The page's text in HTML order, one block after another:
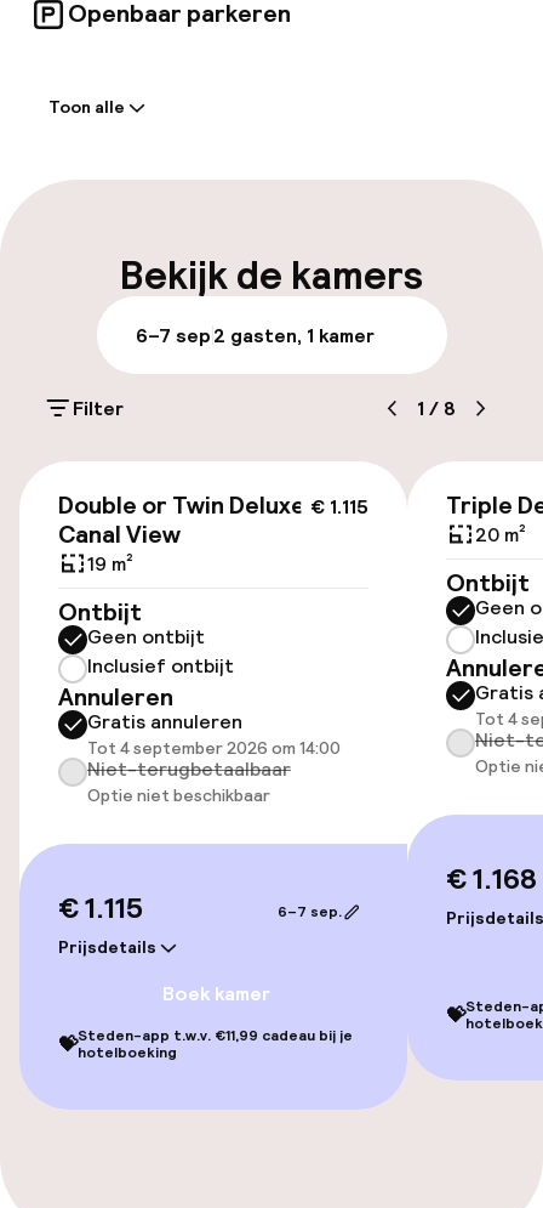
gerechten met een moderne twist.
Openbaar parkeren
Meertalige medewerkers
Parkeren & mobiliteit
Openbaar parkeren
Toegankelijkheid
Lift
Entertainment
Gratis wifi
Eet- en drinkgelegenheden
Bar
Eet- en drinkdiensten
Roomservice
Toon alle
Bekijk de kamers
6–7 sep2 gasten, 1 kamer
Filter 1 / 8
€ 1.115
Double or Twin Deluxe
Canal View
19 m²
Ontbijt
Geen ontbijt
Inclusief ontbijt
Annuleren
Gratis annuleren
Tot 4 september 2026 om 14:00
Niet-terugbetaalbaar
Optie niet beschikbaar
€ 1.115
Prijsdetails
6–7 sep.
Boek kamer
💝Steden-app t.w.v. €11,99 cadeau bij je
hotelboeking
Triple
20 m²
Ontbijt
Geen
Gratis
Tot 4
Niet-
Optie
€ 1.168
Prijsdetails
💝Steden-